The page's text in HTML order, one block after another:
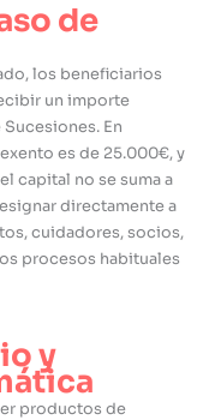
de
los beneficiarios
un importe
En
es de 25.000€, y
capital no se suma a
directamente a
cuidadores, socios,
procesos habituales
y
productos de